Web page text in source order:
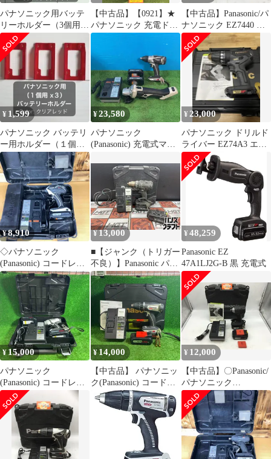
パナソニック用バッテ
リーホルダー（3個用）
クリアレッド
【中古品】【0921】★
パナソニック 充電ドリ
ルドライバー EZ7440
【中古品】Panasonic/パ
ナソニック EZ7440 ☆
充電ドリルドライバー
[IT_BU5CE][知立]
[M04]
¥ 1,599
パナソニック バッテリ
ー用ホルダー（１個用
×3）クリアレッド
¥23,580
パナソニック
(Panasonic) 充電式マル
EZ7548 充電式ディスク
グラインダ EZ4640 セ
ット 14.4V【岩槻店】
¥ 23,000
パナソニック ドリルド
ライバー EZ74A3 エグ
ゼナ
¥8,910
◇パナソニック
(Panasonic) コードレス
インパクトドライバ
EZ7540LN2S-B【越谷
店】
¥13,000
■【ジャンク（トリガー
不良）】Panasonic パナ
ソニック EZ74A2LJ2G
ドライバドリル バッテ
リー(EZ9L54)×2【ハン
ズクラフト宮崎新名爪
店】
¥ 48,259
Panasonic EZ
47A1LJ2G-B 黒 充電式
¥15,000
パナソニック
(Panasonic) コードレス
インパクトドライバー
EZ7544LS2S-B【藤沢
店】
¥14,000
【中古品】 パナソニッ
ク(Panasonic) コードレ
スドリルドライバ
EZ74A1LS2F-H 【藤沢
¥ 12,000
【中古品】〇Panasonic/
パナソニック
14.4V/18V充電式インパ
クトドライバー
EZ75A7LS2G
[ITUE8UW4QJD2] [エ
コツール知立店][M02]